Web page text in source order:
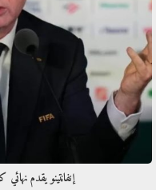
إنفانتينو يقدم نهائي كأس العالم